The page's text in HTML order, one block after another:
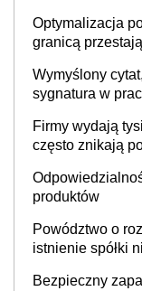
Optymalizacja
granicą
Wymyślony
sygnatura w
Firmy wydają
często znikają
produktów
Powództwo o
istnienie spółki
Bezpieczny